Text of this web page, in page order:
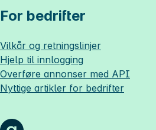
For bedrifter
Vilkår og retningslinjer
Hjelp til innlogging
Overføre annonser med API
Nyttige artikler for bedrifter